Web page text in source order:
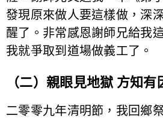
發現原來做人要這樣做，深
醒了。非常感恩謝師兄給我
我就爭取到道場做義工了。
（二）親眼見地獄 方知有
二零零九年清明節，我回鄉